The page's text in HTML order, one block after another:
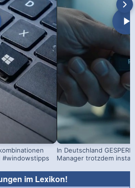
#windowstipps
In Deutschland
Manager trotzdem
im Lexikon!